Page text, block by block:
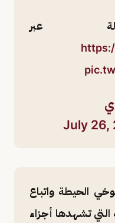
عبر
July 26,
الحيطة واتباع
التي تشهدها أجزاء